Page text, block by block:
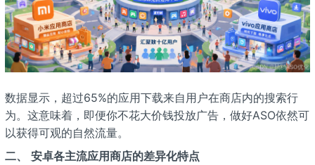
数据显示，超过65%的应用下载来自用户在商店内的搜索行
为。这意味着，即便你不花大价钱投放广告，做好ASO依然可
以获得可观的自然流量。
二、
安卓各主流应用商店的差异化特点